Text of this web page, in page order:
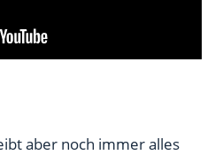
aber noch immer alles